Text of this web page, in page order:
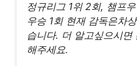
정규리그 1위 2회, 챔프
우승 1회 현재 감독은차
습니다. 더 알고싶으시면
해주세요.